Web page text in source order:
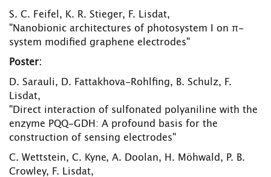
TH Online-Portal Personensuche
S. C. Feifel, K. R. Stieger, F. Lisdat,
"Nanobionic architectures of photosystem I on π-
system modified graphene electrodes"
Poster:
D. Sarauli, D. Fattakhova-Rohlfing, B. Schulz, F.
Lisdat,
"Direct interaction of sulfonated polyaniline with the
enzyme PQQ-GDH: A profound basis for the
construction of sensing electrodes"
C. Wettstein, C. Kyne, A. Doolan, H. Möhwald, P. B.
Crowley, F. Lisdat,